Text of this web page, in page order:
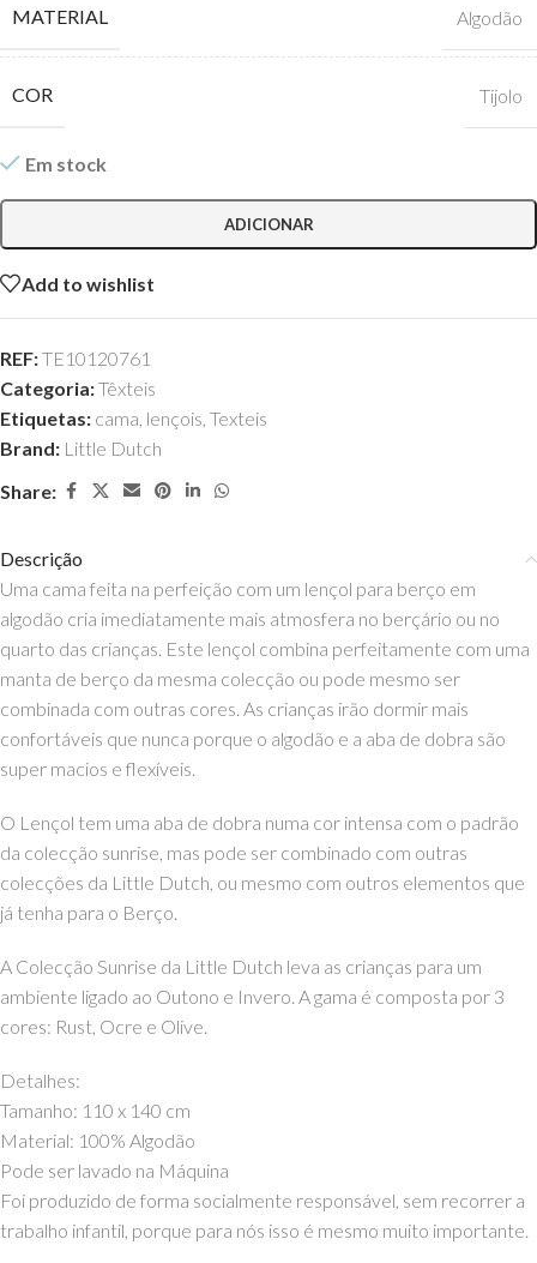
MATERIAL Algodão
COR Tijolo
Em stock
ADICIONAR
Add to wishlist
REF:TE10120761
Categoria:Têxteis
Etiquetas: cama, lençois, Texteis
Brand: Little Dutch
Share:
Descrição
Uma cama feita na perfeição com um lençol para berço em
algodão cria imediatamente mais atmosfera no berçário ou no
quarto das crianças. Este lençol combina perfeitamente com uma
manta de berço da mesma colecção ou pode mesmo ser
combinada com outras cores. As crianças irão dormir mais
confortáveis que nunca porque o algodão e a aba de dobra são
super macios e flexíveis.
O Lençol tem uma aba de dobra numa cor intensa com o padrão
da colecção sunrise, mas pode ser combinado com outras
colecções da Little Dutch, ou mesmo com outros elementos que
já tenha para o Berço.
A Colecção Sunrise da Little Dutch leva as crianças para um
ambiente ligado ao Outono e Invero. A gama é composta por 3
cores: Rust, Ocre e Olive.
Detalhes:
Tamanho: 110 x 140 cm
Material: 100% Algodão
Pode ser lavado na Máquina
Foi produzido de forma socialmente responsável, sem recorrer a
trabalho infantil, porque para nós isso é mesmo muito importante.